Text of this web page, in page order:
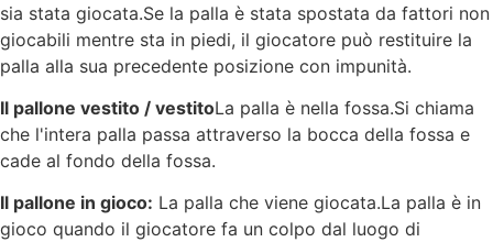
sia stata giocata.Se la palla è stata spostata da fattori non
giocabili mentre sta in piedi, il giocatore può restituire la
palla alla sua precedente posizione con impunità.
Il pallone vestito / vestitoLa palla è nella fossa.Si chiama
che l'intera palla passa attraverso la bocca della fossa e
cade al fondo della fossa.
Il pallone in gioco: La palla che viene giocata.La palla è in
gioco quando il giocatore fa un colpo dal luogo di